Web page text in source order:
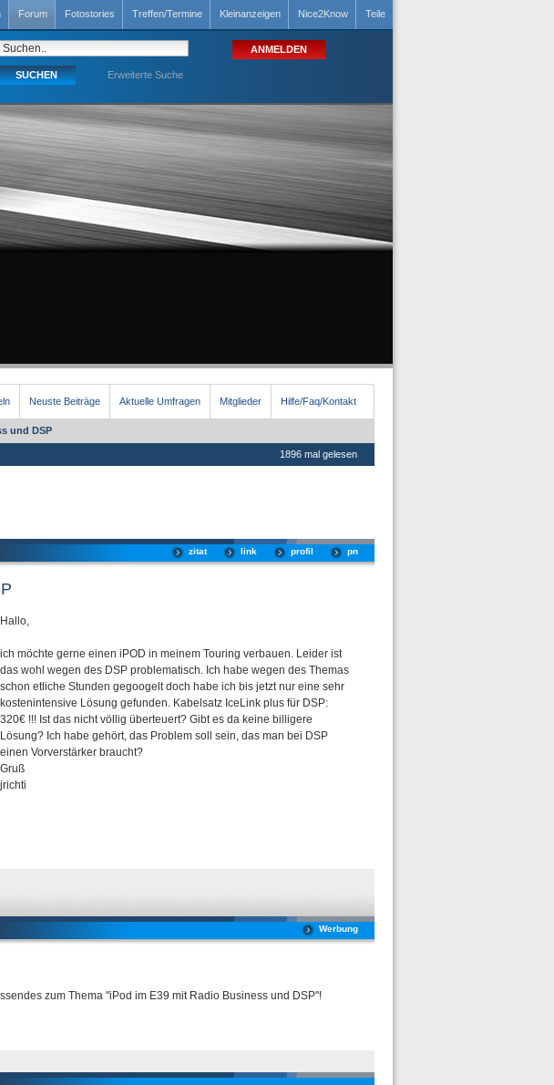
Forum Fotostories Treffen/Termine Kleinanzeigen Nice2Know Teile
Erweiterte Suche
Neuste Beiträge Aktuelle Umfragen Mitglieder Hilfe/Faq/Kontakt
und DSP
1896 mal gelesen
pn
profil
link
zitat
Hallo,
ich möchte gerne einen iPOD in meinem Touring verbauen. Leider ist
das wohl wegen des DSP problematisch. Ich habe wegen des Themas
schon etliche Stunden gegoogelt doch habe ich bis jetzt nur eine sehr
kostenintensive Lösung gefunden. Kabelsatz IceLink plus für DSP:
320€ !!! Ist das nicht völlig überteuert? Gibt es da keine billigere
Lösung? Ich habe gehört, das Problem soll sein, das man bei DSP
einen Vorverstärker braucht?
Gruß
jrichti
Werbung
zum Thema "iPod im E39 mit Radio Business und DSP"!